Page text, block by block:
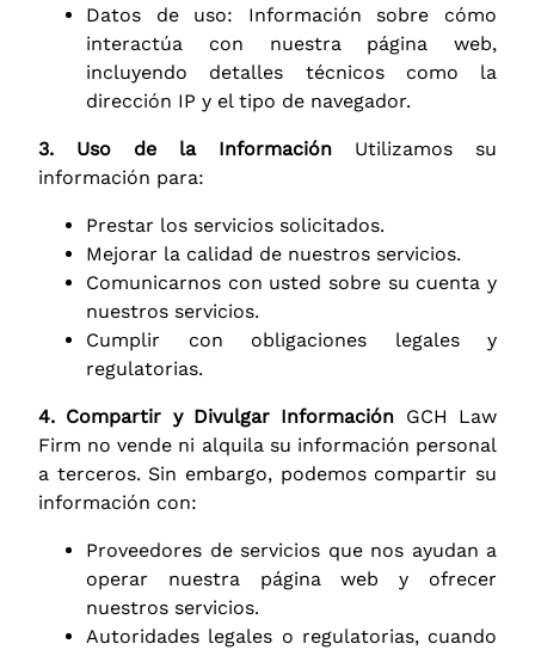
Datos de uso: Información sobre cómo
interactúa con nuestra página web,
incluyendo detalles técnicos como la
dirección IP y el tipo de navegador.
3. Uso de la Información Utilizamos su
información para:
Prestar los servicios solicitados.
Mejorar la calidad de nuestros servicios.
Comunicarnos con usted sobre su cuenta y
nuestros servicios.
Cumplir con obligaciones legales y
regulatorias.
4. Compartir y Divulgar Información GCH Law
Firm no vende ni alquila su información personal
a terceros. Sin embargo, podemos compartir su
información con:
Proveedores de servicios que nos ayudan a
operar nuestra página web y ofrecer
nuestros servicios.
Autoridades legales o regulatorias, cuando